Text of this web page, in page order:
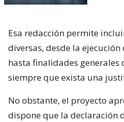
Esa redacción permite
diversas, desde la
hasta finalidades generales
siempre que exista una
No obstante, el proyecto
dispone que la declaración